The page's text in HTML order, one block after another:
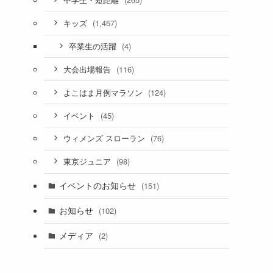
キッズ (1,457)
卒業生の活躍 (4)
大会出場報告 (116)
よこはま月例マラソン (124)
イベント (45)
ウィメンズ スローラン (76)
東京ジュニア (98)
イベントのお知らせ (151)
お知らせ (102)
メディア (2)